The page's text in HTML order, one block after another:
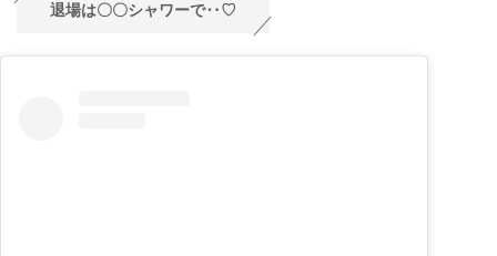
退場は〇〇シャワーで‥♡